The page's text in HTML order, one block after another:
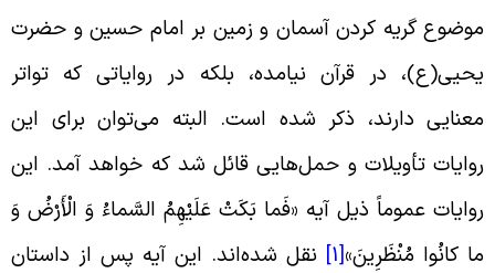
گریه کردن آسمان و زمین بر امام حسین و حضرت
در قرآن نیامده، بلکه در روایاتی که تواتر
دارند، ذکر شده است. البته می‌توان برای این
تأویلات و حمل‌هایی قائل شد که خواهد آمد. این
عموماً ذیل آیه «فَما بَکَتْ‏ عَلَیْهِمُ‏ السَّماءُ وَ الْأَرْضُ‏ وَ
کانُوا مُنْظَرِینَ»
[1]
نقل شده‌اند. این آیه پس از داستان